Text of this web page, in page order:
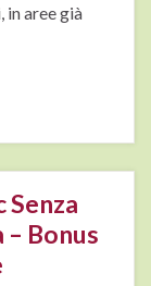
aree già
Bonus